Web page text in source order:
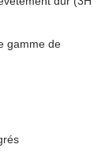
gamme de